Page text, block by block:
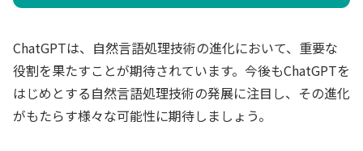
ChatGPTは、自然言語処理技術の進化において、重要な
役割を果たすことが期待されています。今後もChatGPTを
はじめとする自然言語処理技術の発展に注目し、その進化
がもたらす様々な可能性に期待しましょう。